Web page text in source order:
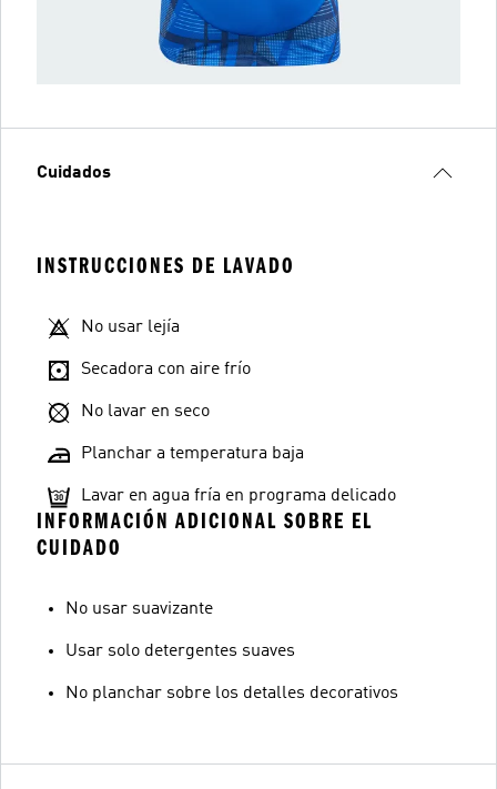
Cuidados
INSTRUCCIONES DE LAVADO
No usar lejía
Secadora con aire frío
No lavar en seco
Planchar a temperatura baja
Lavar en agua fría en programa delicado
INFORMACIÓN ADICIONAL SOBRE EL
CUIDADO
No usar suavizante
Usar solo detergentes suaves
No planchar sobre los detalles decorativos